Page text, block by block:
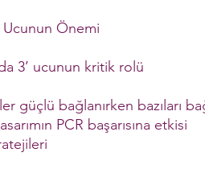
Ucunun Önemi
3’ ucunun kritik rolü
güçlü bağlanırken bazıları
PCR başarısına etkisi